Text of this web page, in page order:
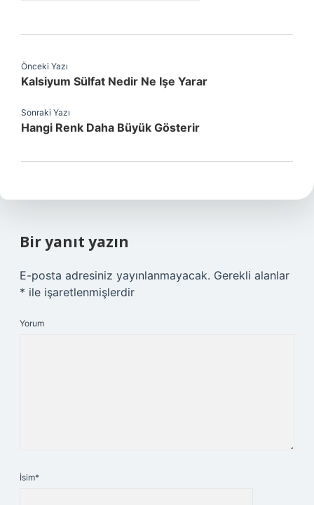
Önceki Yazı
Kalsiyum Sülfat Nedir Ne Işe Yarar
Sonraki Yazı
Hangi Renk Daha Büyük Gösterir
Bir yanıt yazın
E-posta adresiniz yayınlanmayacak. Gerekli alanlar
* ile işaretlenmişlerdir
Yorum
İsim*